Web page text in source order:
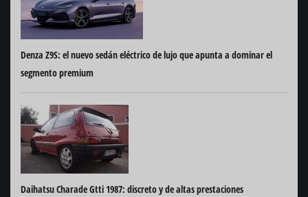
Denza Z9S: el nuevo sedán eléctrico de lujo que apunta a dominar el
segmento premium
Daihatsu Charade Gtti 1987: discreto y de altas prestaciones